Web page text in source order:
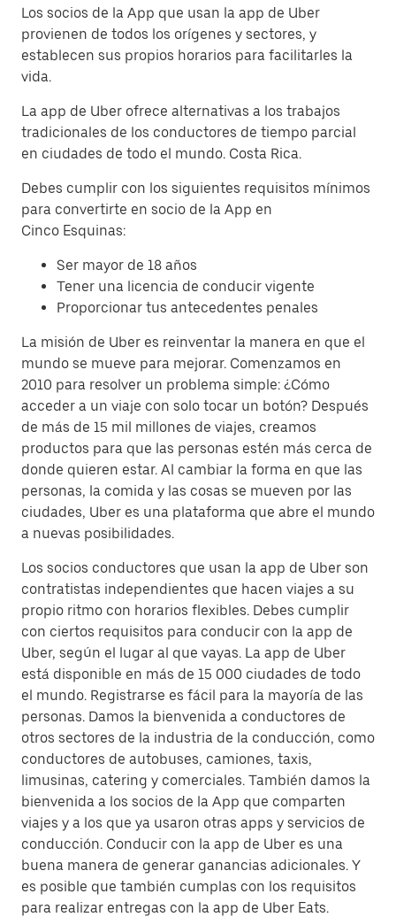
Los socios de la App que usan la app de Uber
provienen de todos los orígenes y sectores, y
establecen sus propios horarios para facilitarles la
vida.
La app de Uber ofrece alternativas a los trabajos
tradicionales de los conductores de tiempo parcial
en ciudades de todo el mundo. Costa Rica.
Debes cumplir con los siguientes requisitos mínimos
para convertirte en socio de la App en
Cinco Esquinas:
Ser mayor de 18 años
Tener una licencia de conducir vigente
Proporcionar tus antecedentes penales
La misión de Uber es reinventar la manera en que el
mundo se mueve para mejorar. Comenzamos en
2010 para resolver un problema simple: ¿Cómo
acceder a un viaje con solo tocar un botón? Después
de más de 15 mil millones de viajes, creamos
productos para que las personas estén más cerca de
donde quieren estar. Al cambiar la forma en que las
personas, la comida y las cosas se mueven por las
ciudades, Uber es una plataforma que abre el mundo
a nuevas posibilidades.
Los socios conductores que usan la app de Uber son
contratistas independientes que hacen viajes a su
propio ritmo con horarios flexibles. Debes cumplir
con ciertos requisitos para conducir con la app de
Uber, según el lugar al que vayas. La app de Uber
está disponible en más de 15 000 ciudades de todo
el mundo. Registrarse es fácil para la mayoría de las
personas. Damos la bienvenida a conductores de
otros sectores de la industria de la conducción, como
conductores de autobuses, camiones, taxis,
limusinas, catering y comerciales. También damos la
bienvenida a los socios de la App que comparten
viajes y a los que ya usaron otras apps y servicios de
conducción. Conducir con la app de Uber es una
buena manera de generar ganancias adicionales. Y
es posible que también cumplas con los requisitos
para realizar entregas con la app de Uber Eats.